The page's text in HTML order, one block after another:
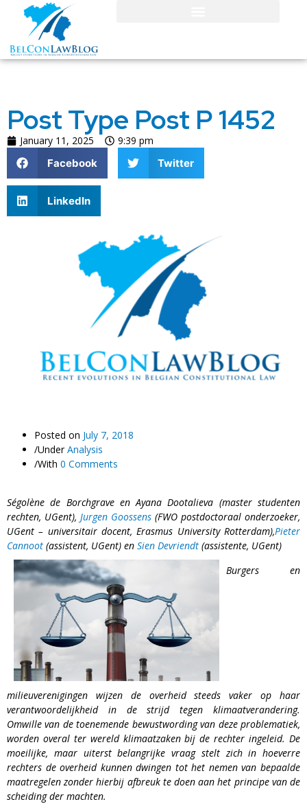
Post Type Post P 1452
January 11, 2025
9:39 pm
Facebook
Twitter
LinkedIn
Posted on July 7, 2018
/UnderAnalysis
/With 0 Comments
Ségolène de Borchgrave en Ayana Dootalieva (master studenten
rechten, UGent), Jurgen Goossens (FWO postdoctoraal onderzoeker,
UGent – universitair docent, Erasmus University Rotterdam),Pieter
Cannoot (assistent, UGent) en Sien Devriendt (assistente, UGent)
Burgers en
milieuverenigingen wijzen de overheid steeds vaker op haar
verantwoordelijkheid in de strijd tegen klimaatverandering.
Omwille van de toenemende bewustwording van deze problematiek,
worden overal ter wereld klimaatzaken bij de rechter ingeleid. De
moeilijke, maar uiterst belangrijke vraag stelt zich in hoeverre
rechters de overheid kunnen dwingen tot het nemen van bepaalde
maatregelen zonder hierbij afbreuk te doen aan het principe van de
scheiding der machten.